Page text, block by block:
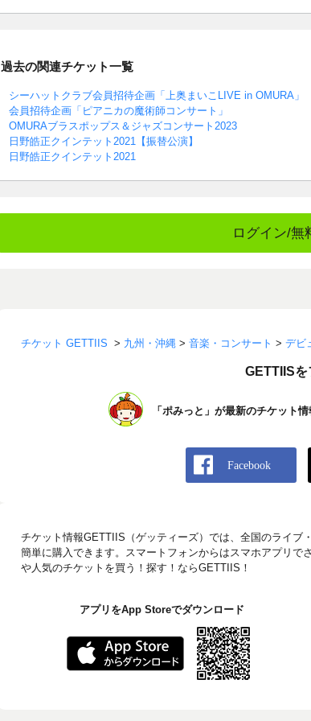
過去の関連チケット一覧
シーハットクラブ会員招待企画「上奥まいこLIVE in OMURA」
会員招待企画「ピアニカの魔術師コンサート」
OMURAブラスポップス＆ジャズコンサート2023
日野皓正クインテット2021【振替公演】
日野皓正クインテット2021
ログイン/無
チケット GETTIIS > 九州・沖縄 > 音楽・コンサート > デビ
GETTIIS
「ポみっと」が最新のチケット
チケット情報GETTIIS（ゲッティーズ）では、全国のライブ
簡単に購入できます。スマートフォンからはスマホアプリで
や人気のチケットを買う！探す！ならGETTIIS！
アプリをApp Storeでダウンロード